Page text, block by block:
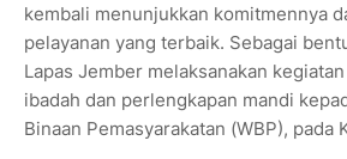
kembali menunjukkan komitmennya
pelayanan yang terbaik. Sebagai
Lapas Jember melaksanakan
ibadah dan perlengkapan mandi
Binaan Pemasyarakatan (WBP), pada